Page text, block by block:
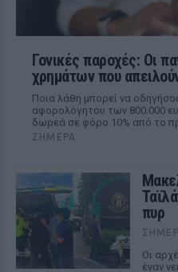
Γονικές παροχές: Οι
χρημάτων που
Ποια λάθη μπορεί να
αφορολόγητου των 800.000
δωρεά σε φόρο 10% από το
ΣΉΜΕΡΑ
πυρ
Οι
έναν